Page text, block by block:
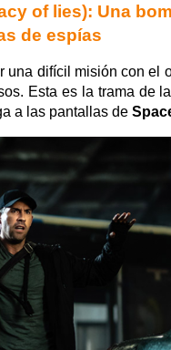
of lies): Una
de espías
una difícil misión con el
Esta es la trama de
a las pantallas de